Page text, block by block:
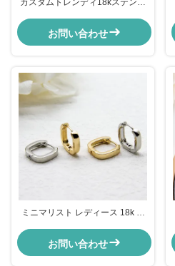
カスタムトレンディ18kステンレ
ズ ゴールドメッキフープイヤリン
グ 女性用
お問い合わせ
ミニマリスト レディース 18k ス
トリック 形状 耳飾り
お問い合わせ